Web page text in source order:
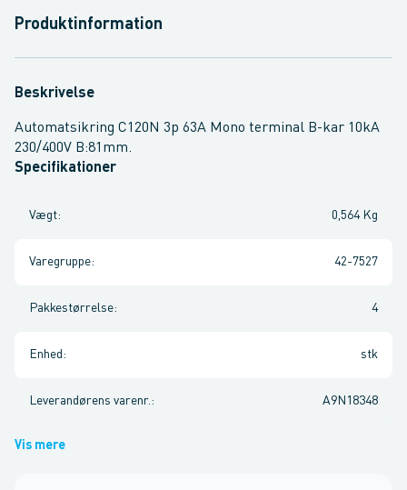
Produktinformation
Beskrivelse
Automatsikring C120N 3p 63A Mono terminal B-kar 10kA
230/400V B:81mm.
Specifikationer
Vægt: 0,564 Kg
Varegruppe: 42-7527
Pakkestørrelse: 4
Enhed : stk
Leverandørens varenr. : A9N18348
Vis mere